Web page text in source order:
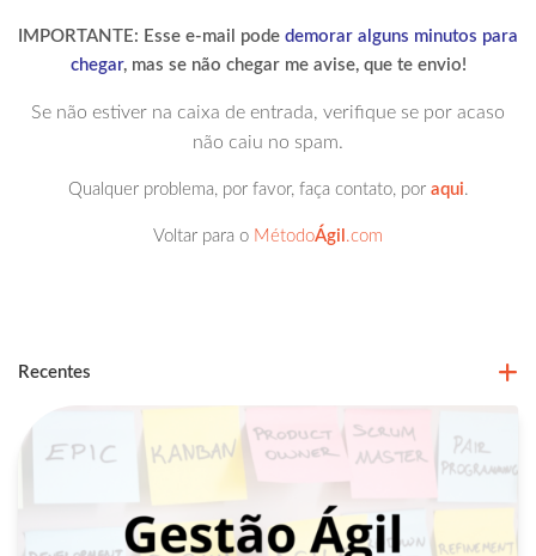
IMPORTANTE: Esse e-mail pode demorar alguns minutos para
chegar, mas se não chegar me avise, que te envio!
Se não estiver na caixa de entrada, verifique se por acaso
não caiu no spam.
Qualquer problema, por favor, faça contato, por aqui.
Voltar para o MétodoÁgil .com
Recentes